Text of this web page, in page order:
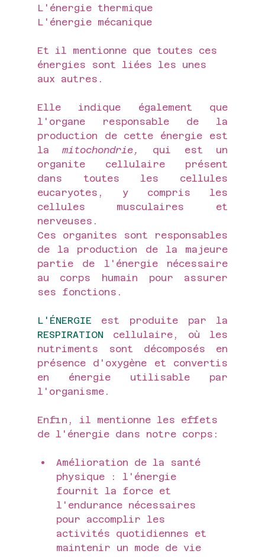
L'énergie thermique
L'énergie mécanique
Et il mentionne que toutes ces
énergies sont liées les unes
aux autres.
Elle indique également que
l'organe responsable de la
production de cette énergie est
la mitochondrie,
qui est un
organite cellulaire présent
dans toutes les cellules
eucaryotes, y compris les
cellules musculaires et
nerveuses.
Ces organites sont responsables
de la production de la majeure
partie de l'énergie nécessaire
au corps humain pour assurer
ses fonctions.
L'ÉNERGIE
RESPIRATION cellulaire, où les
nutriments sont décomposés en
présence d'oxygène et convertis
en énergie utilisable par
l'organisme.
Enfin, il mentionne les effets
de l'énergie dans notre corps:
Amélioration de la santé
physique : l'énergie
fournit la force et
l'endurance nécessaires
pour accomplir les
activités quotidiennes et
maintenir un mode de vie